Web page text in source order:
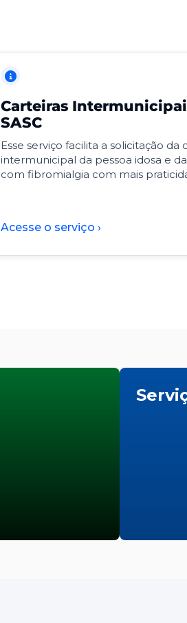
Carteiras
SASC
Esse serviço facilita a solicitação da
intermunicipal da pessoa idosa e
com fibromialgia com mais
Acesse o serviço ›